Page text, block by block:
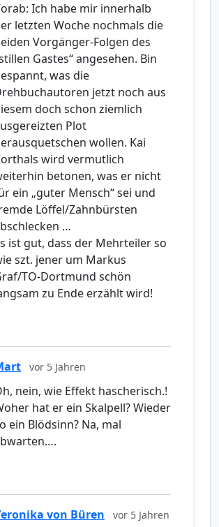
Ich habe mir innerhalb
letzten Woche nochmals die
Vorgänger-Folgen des
Gastes“ angesehen. Bin
was die
jetzt noch aus
doch schon ziemlich
Plot
wollen. Kai
wird vermutlich
betonen, was er nicht
ein „guter Mensch“ sei und
Löffel/Zahnbürsten
…
ist gut, dass der Mehrteiler so
szt. jener um Markus
TO-Dortmund schön
zu Ende erzählt wird!
vor 5 Jahren
nein, wie Effekt hascherisch.!
hat er ein Skalpell? Wieder
ein Blödsinn? Na, mal
von Büren vor 5 Jahren